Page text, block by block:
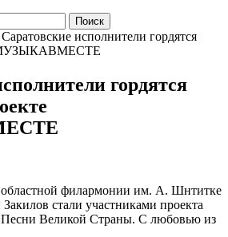
Саратовские исполнители гордятся
#МУЗЫКАВМЕСТЕ
гордятся
филармонии им. А. Шнтитке
стали участниками проекта
Великой Страны. С любовью из